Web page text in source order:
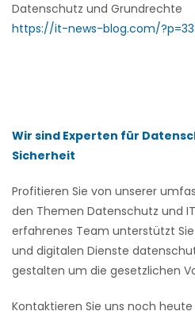
Datenschutz und Grundrechte
https://it-news-blog.com/
Wir sind Experten für
Sicherheit
Profitieren Sie von unserer
den Themen Datenschutz und
erfahrenes Team unterstützt
und digitalen Dienste
gestalten um die gesetzlichen
Kontaktieren Sie uns noch